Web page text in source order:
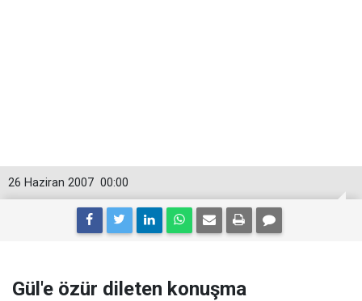
00:00
26 Haziran 2007
Gül'e özür dileten konuşma